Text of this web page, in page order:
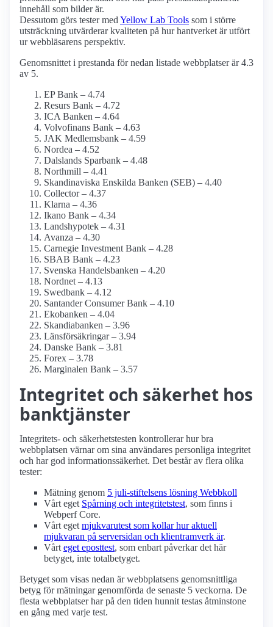
innehåll som bilder är.
Dessutom görs tester med Yellow Lab Tools som i större
utsträckning utvärderar kvaliteten på hur hantverket är utfört
ur webbläsarens perspektiv.
Genomsnittet i prestanda för nedan listade webbplatser är 4.3
av 5.
EP Bank – 4.74
Resurs Bank – 4.72
ICA Banken – 4.64
Volvofinans Bank – 4.63
JAK Medlemsbank – 4.59
Nordea – 4.52
Dalslands Sparbank – 4.48
Northmill – 4.41
Skandinaviska Enskilda Banken (SEB) – 4.40
Collector – 4.37
Klarna – 4.36
Ikano Bank – 4.34
Landshypotek – 4.31
Avanza – 4.30
Carnegie Investment Bank – 4.28
SBAB Bank – 4.23
Svenska Handelsbanken – 4.20
Nordnet – 4.13
Swedbank – 4.12
Santander Consumer Bank – 4.10
Ekobanken – 4.04
Skandiabanken – 3.96
Länsförsäkringar – 3.94
Danske Bank – 3.81
Forex – 3.78
Marginalen Bank – 3.57
Integritet och säkerhet hos
banktjänster
Integritets- och säkerhetstesten kontrollerar hur bra
webbplatsen värnar om sina användares personliga integritet
och har god informations­säkerhet. Det består av flera olika
tester:
Mätning genom 5 juli-stiftelsens lösning Webbkoll
Vårt eget Spårning och integritetstest, som finns i
Webperf Core.
Vårt eget mjukvarutest som kollar hur aktuell
mjukvaran på serversidan och klient­ramverk är.
Vårt eget eposttest, som enbart påverkar det här
betyget, inte totalbetyget.
Betyget som visas nedan är webbplatsens genomsnittliga
betyg för mätningar genomförda de senaste 5 veckorna. De
flesta webbplatser har på den tiden hunnit testas åtminstone
en gång med varje test.